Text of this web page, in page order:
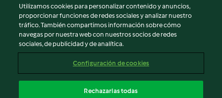
Términos de uso
Política de privacidad
Aviso legal
Información legal
Reportar contenido
Utilizamos cookies para personalizar contenido y anuncios,
proporcionar funciones de redes sociales y analizar nuestro
tráfico. También compartimos información sobre cómo
navegas por nuestra web con nuestros socios de redes
sociales, de publicidad y de analítica.
Configuración de cookies
Rechazarlas todas